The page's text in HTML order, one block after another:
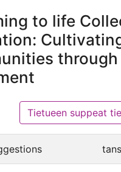
to life
Tietueen suppeat